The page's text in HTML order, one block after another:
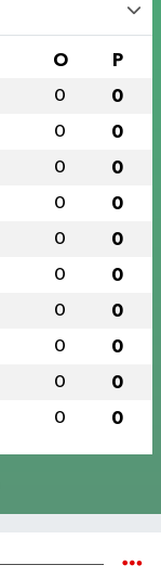
O P
0 0
0 0
0 0
0 0
0 0
0 0
0 0
0 0
0 0
0 0